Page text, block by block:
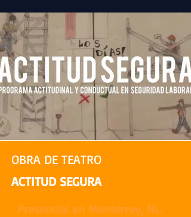
Safety Day
OBRA DE TEATRO
ACTITUD SEGURA
Presencial en Monterrey, NL.